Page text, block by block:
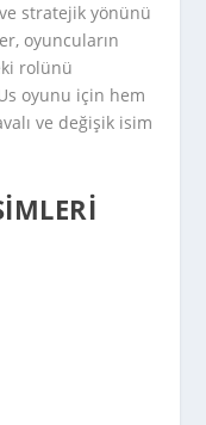
stratejik yönünü
oyuncuların
rolünü
oyunu için hem
ve değişik isim